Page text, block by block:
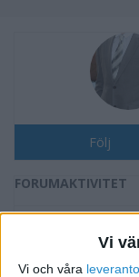
Vi
Vi och våra
Följ
FORUMAKTIVITET
i Försäljning